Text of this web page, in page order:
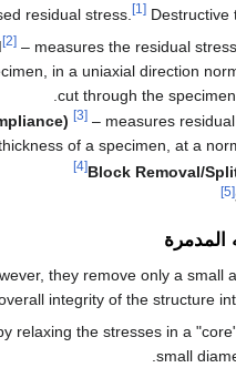
residual stress.
[1] Destructive
[2]– measures the residual
in a uniaxial direction
cut through the
[3]– measures
of a specimen, at a
Block Removal/
[4]
[5]
المدمرة
they remove only a small
integrity of the structure
relaxing the stresses in a
small